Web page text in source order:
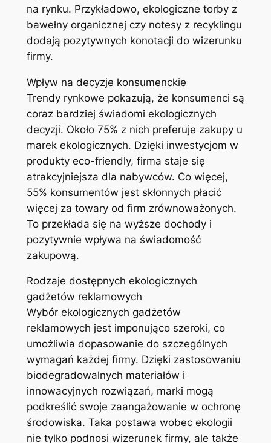
na rynku. Przykładowo, ekologiczne torby z
bawełny organicznej czy notesy z recyklingu
dodają pozytywnych konotacji do wizerunku
firmy.
Wpływ na decyzje konsumenckie
Trendy rynkowe pokazują, że konsumenci są
coraz bardziej świadomi ekologicznych
decyzji. Około 75% z nich preferuje zakupy u
marek ekologicznych. Dzięki inwestycjom w
produkty eco-friendly, firma staje się
atrakcyjniejsza dla nabywców. Co więcej,
55% konsumentów jest skłonnych płacić
więcej za towary od firm zrównoważonych.
To przekłada się na wyższe dochody i
pozytywnie wpływa na świadomość
zakupową.
Rodzaje dostępnych ekologicznych
gadżetów reklamowych
Wybór ekologicznych gadżetów
reklamowych jest imponująco szeroki, co
umożliwia dopasowanie do szczególnych
wymagań każdej firmy. Dzięki zastosowaniu
biodegradowalnych materiałów i
innowacyjnych rozwiązań, marki mogą
podkreślić swoje zaangażowanie w ochronę
środowiska. Taka postawa wobec ekologii
nie tylko podnosi wizerunek firmy, ale także